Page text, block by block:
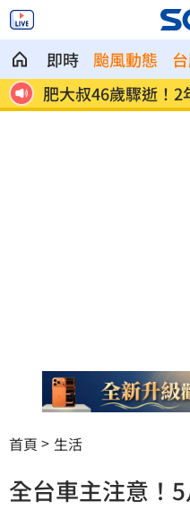
即時 颱風動態
反
肥大叔46歲驟逝！
首頁 生活
全台車主注意！